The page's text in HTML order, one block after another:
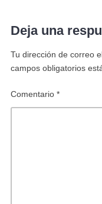
entradas
Deja una
Tu dirección de correo
campos obligatorios
Comentario *